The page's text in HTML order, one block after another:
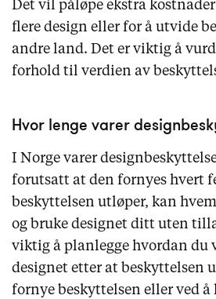
Det vil påløpe ekstra
flere design eller for å utvide
andre land. Det er viktig å
forhold til verdien av
Hvor lenge varer
I Norge varer
forutsatt at den fornyes hvert
beskyttelsen utløper, kan
og bruke designet ditt uten
viktig å planlegge hvordan du
designet etter at beskyttelsen
fornye beskyttelsen eller ved å